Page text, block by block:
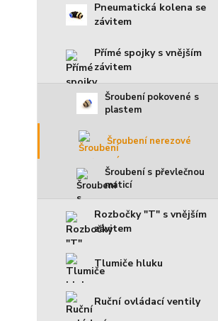
Pneumatická kolena se
závitem
Přímé spojky s vnějším
závitem
Šroubení pokovené s
plastem
Šroubení nerezové
Šroubení s převlečnou
maticí
Rozbočky "T" s vnějším
závitem
Tlumiče hluku
Ruční ovládací ventily